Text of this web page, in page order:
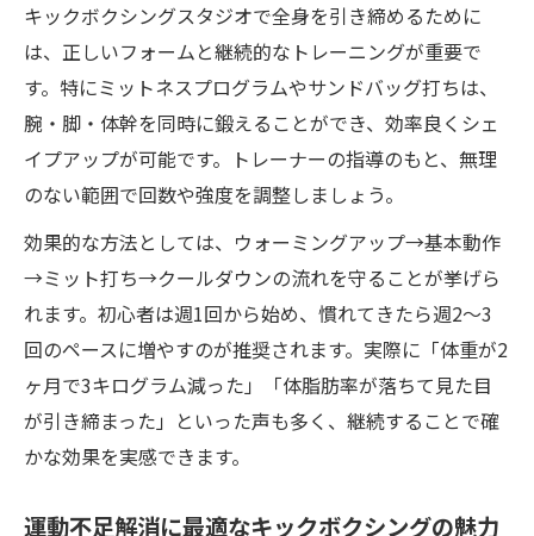
の特徴
キックボクシング環境が話題になる理由を
徹底解説
快適なキックボクシングスタジオが支持さ
れるワケ
キックボクシング女性専用クラスの魅力と
暗闇キックボクシングが女性に人気の背景
女性目線で注目するボディメイク可能性
キックボクシングで叶える女性らしいボデ
ィメイク術
ボディメイクに効果的なキックボクシング
キックボクシングスタジオで全身を引き締めるために
は、正しいフォームと継続的なトレーニングが重要で
す。特にミットネスプログラムやサンドバッグ打ちは、
腕・脚・体幹を同時に鍛えることができ、効率良くシェ
イプアップが可能です。トレーナーの指導のもと、無理
のない範囲で回数や強度を調整しましょう。
効果的な方法としては、ウォーミングアップ→基本動作
→ミット打ち→クールダウンの流れを守ることが挙げら
れます。初心者は週1回から始め、慣れてきたら週2〜3
回のペースに増やすのが推奨されます。実際に「体重が2
ヶ月で3キログラム減った」「体脂肪率が落ちて見た目
が引き締まった」といった声も多く、継続することで確
かな効果を実感できます。
運動不足解消に最適なキックボクシングの魅力